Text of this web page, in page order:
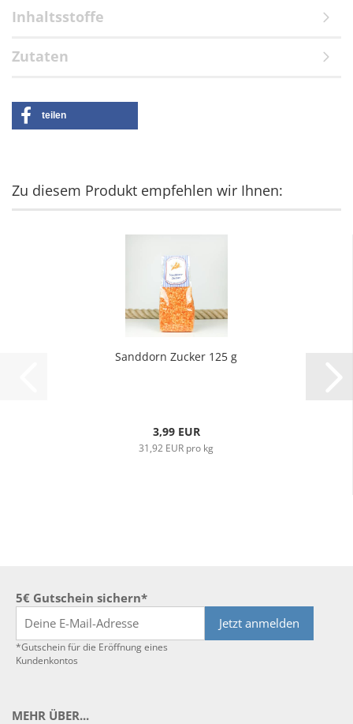
Inhaltsstoffe
Zutaten
teilen
Zu diesem Produkt empfehlen wir Ihnen:
Sanddorn Zucker 125 g
3,99 EUR
31,92 EUR pro kg
5€ Gutschein sichern*
Jetzt anmelden
*Gutschein für die Eröffnung eines
Kundenkontos
MEHR ÜBER...